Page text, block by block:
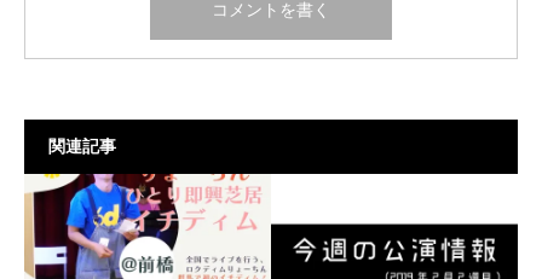
関連記事
公演情報時
a/r/t/s Lab アーツラボ2019年1月インプロワークショ